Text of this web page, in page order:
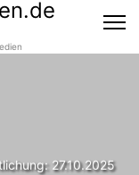
27.10.2025